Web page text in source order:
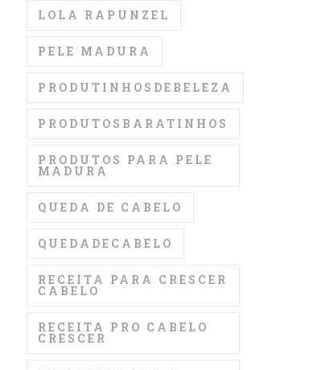
LOLA RAPUNZEL
PELE MADURA
PRODUTINHOSDEBELEZA
PRODUTOSBARATINHOS
PRODUTOS PARA PELE
MADURA
QUEDA DE CABELO
QUEDADECABELO
RECEITA PARA CRESCER
CABELO
RECEITA PRO CABELO
CRESCER